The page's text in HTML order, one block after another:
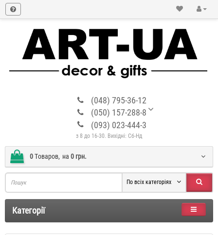
(048) 795-36-12
(050) 157-288-8
(093) 023-444-3
з 8 до 16-30. Вихідні: Сб-Нд
0Tоваров, на 0 грн.
По всіх категоріях
Категорії